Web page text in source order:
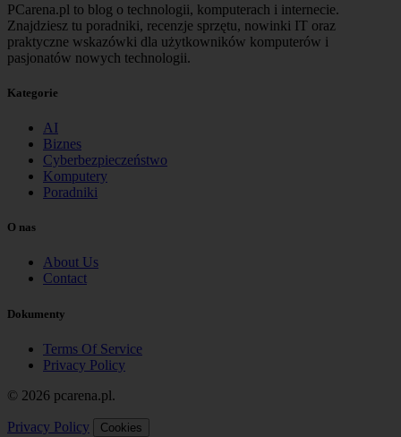
PCarena.pl to blog o technologii, komputerach i internecie.
Znajdziesz tu poradniki, recenzje sprzętu, nowinki IT oraz
praktyczne wskazówki dla użytkowników komputerów i
pasjonatów nowych technologii.
Kategorie
AI
Biznes
Cyberbezpieczeństwo
Komputery
Poradniki
O nas
About Us
Contact
Dokumenty
Terms Of Service
Privacy Policy
© 2026 pcarena.pl.
Privacy Policy Cookies